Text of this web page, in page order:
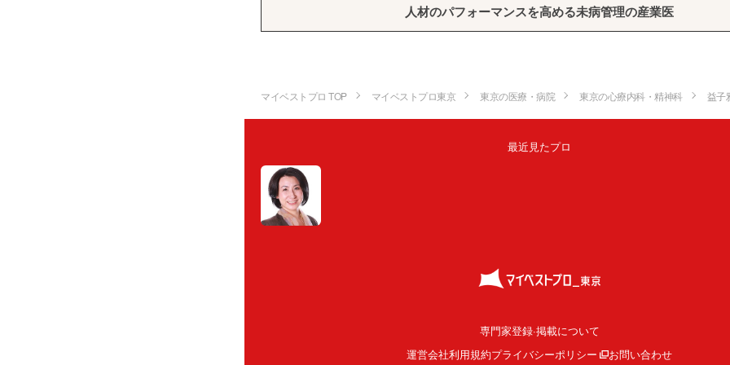
人材のパフォーマンスを高める未病管理の産業医
マイベストプロ TOP マイベストプロ東京 東京の医療・病院 東京の心療内科・精神科 益子
最近見たプロ
専門家登録·掲載について
運営会社利用規約プライバシーポリシー お問い合わせ